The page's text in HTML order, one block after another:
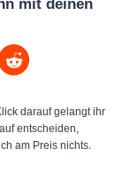
mit deinen
darauf gelangt ihr
entscheiden,
am Preis nichts.